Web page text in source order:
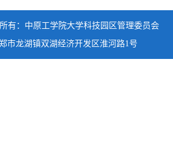
有：中原工学院大学科技园区管理委员会
市龙湖镇双湖经济开发区淮河路1号